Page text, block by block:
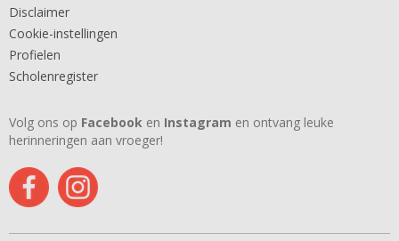
Disclaimer
Cookie-instellingen
Profielen
Scholenregister
Volg ons op Facebook en Instagram en ontvang leuke
herinneringen aan vroeger!